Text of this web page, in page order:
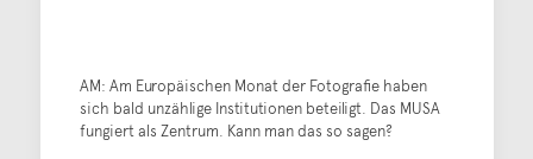
AM: Am Europäischen Monat der Fotografie haben
sich bald unzählige Institutionen beteiligt. Das MUSA
fungiert als Zentrum. Kann man das so sagen?